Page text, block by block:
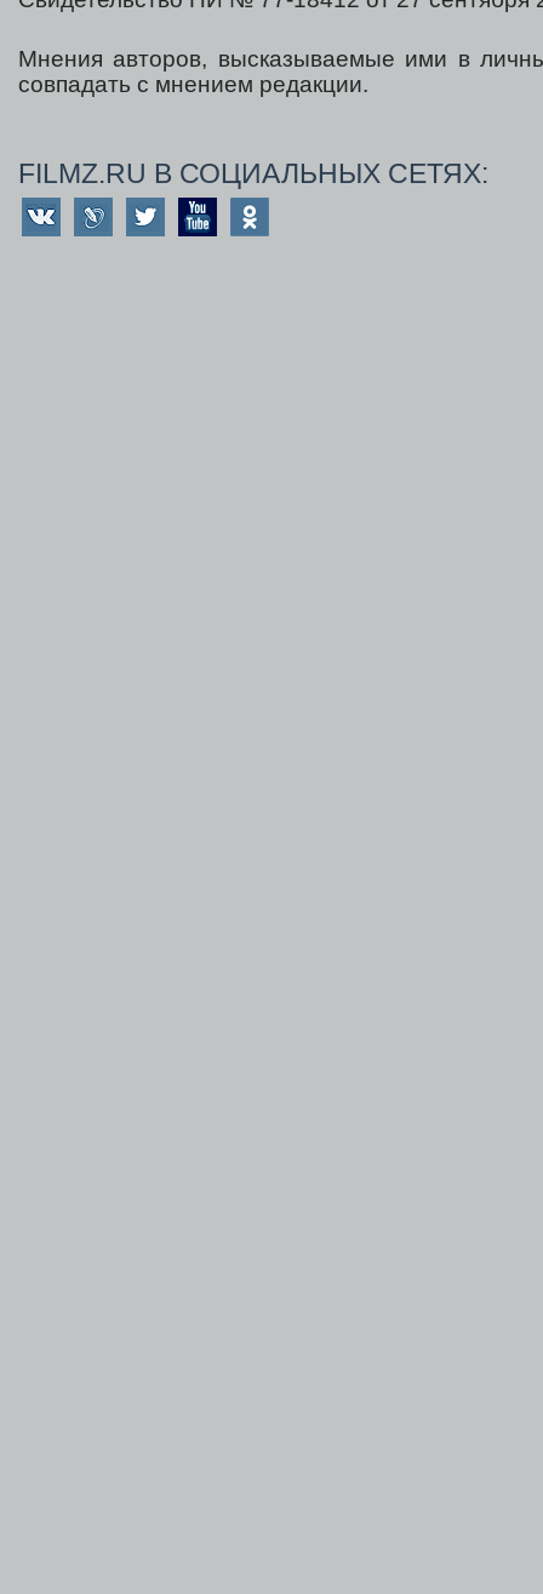
Мнения авторов, высказываемые ими в
совпадать с мнением редакции.
FILMZ.RU В СОЦИАЛЬНЫХ СЕТЯХ: